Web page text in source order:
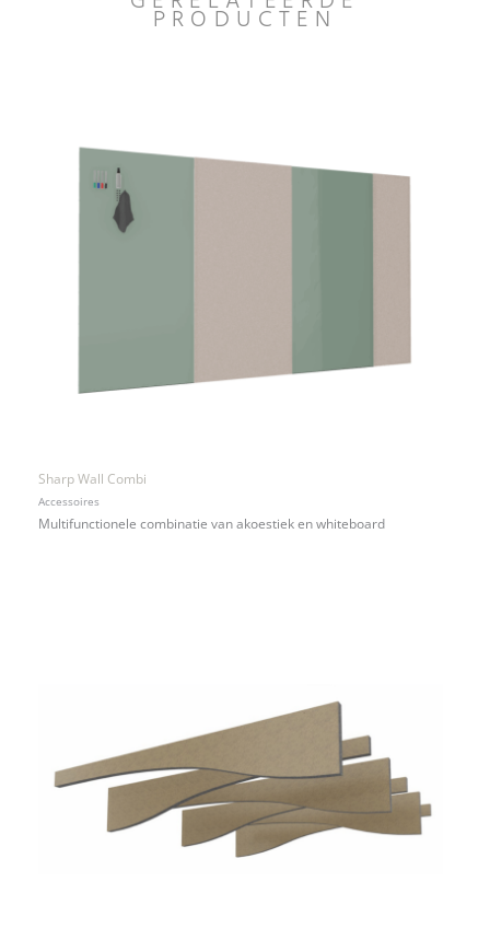
PRODUCTEN
Sharp Wall Combi
Accessoires
Multifunctionele combinatie van akoestiek en whiteboard